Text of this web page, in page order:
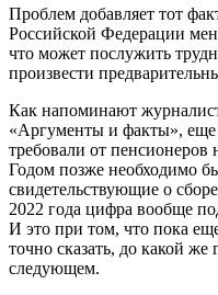
Проблем добавляет тот
Российской Федерации
что может послужить
произвести
Как напоминают
«Аргументы и факты», еще
требовали от пенсионеров
Годом позже необходимо
свидетельствующие о
2022 года цифра вообще
И это при том, что пока
точно сказать, до какой
следующем.